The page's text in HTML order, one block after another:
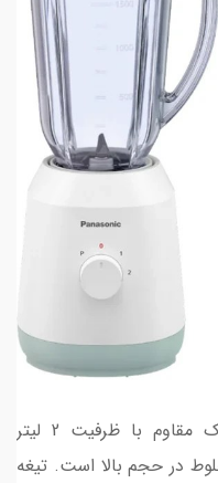
پارچ این دستگاه از جنس پلاستیک مقاوم با ظرفیت 2 لیتر
در حجم بالا است. تیغه